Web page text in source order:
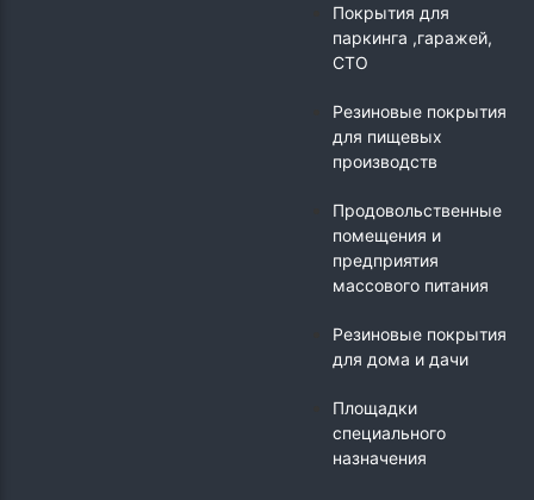
Покрытия для
паркинга ,гаражей,
СТО
Резиновые покрытия
для пищевых
производств
Продовольственные
помещения и
предприятия
массового питания
Резиновые покрытия
для дома и дачи
Площадки
специального
назначения